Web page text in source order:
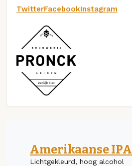
TwitterFacebookInstagram
Amerikaanse IPA
Lichtgekleurd, hoog alcohol